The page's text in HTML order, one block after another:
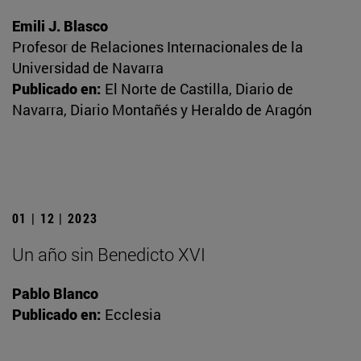
Emili J. Blasco
Profesor de Relaciones Internacionales de la
Universidad de Navarra
Publicado en: El Norte de Castilla, Diario de
Navarra, Diario Montañés y Heraldo de Aragón
01 | 12 | 2023
Un año sin Benedicto XVI
Pablo Blanco
Publicado en: Ecclesia